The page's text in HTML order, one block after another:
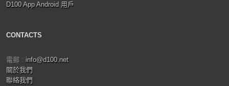
D100 App Android 用戶
CONTACTS
電郵 : info@d100.net
關於我們
聯絡我們